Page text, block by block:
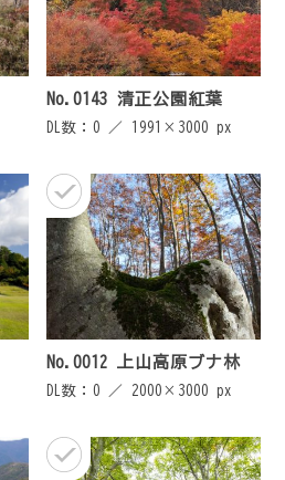
No.0143 清正公園紅葉
DL数：0 ／ 1991×3000 px
No.0012 上山高原ブナ林
DL数：0 ／ 2000×3000 px